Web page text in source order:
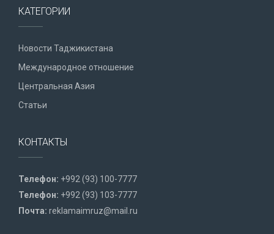
КАТЕГОРИИ
Новости Таджикистана
Международное отношение
Центральная Азия
Статьи
КОНТАКТЫ
Телефон: +992 (93) 100-7777
Телефон: +992 (93) 103-7777
Почта: reklamaimruz@mail.ru